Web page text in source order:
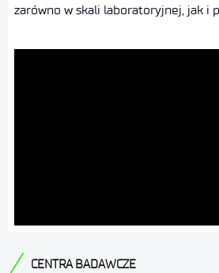
zarówno w skali laboratoryjnej, jak i
CENTRA BADAWCZE